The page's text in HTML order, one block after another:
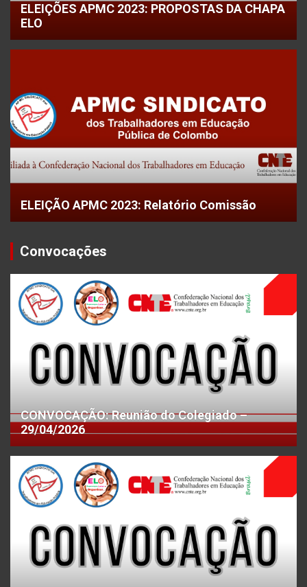
ELEIÇÕES APMC 2023: PROPOSTAS DA CHAPA
ELO
ELEIÇÃO APMC 2023: Relatório Comissão
Convocações
CONVOCAÇÃO: Reunião do Colegiado –
29/04/2026